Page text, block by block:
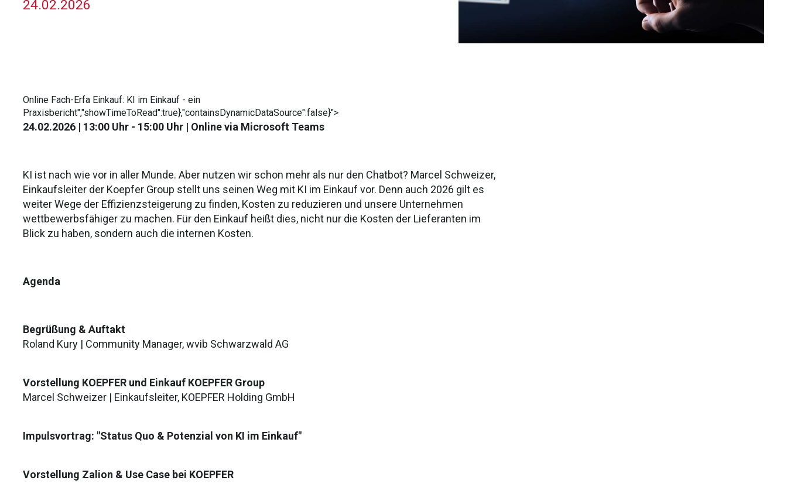
24.02.2026
Online Fach-Erfa Einkauf: KI im Einkauf - ein
Praxisbericht","showTimeToRead":true},"containsDynamicDataSource":false}">
24.02.2026 | 13:00 Uhr - 15:00 Uhr | Online via Microsoft Teams
KI ist nach wie vor in aller Munde. Aber nutzen wir schon mehr als nur den Chatbot? Marcel Schweizer,
Einkaufsleiter der Koepfer Group stellt uns seinen Weg mit KI im Einkauf vor. Denn auch 2026 gilt es
weiter Wege der Effizienzsteigerung zu finden, Kosten zu reduzieren und unsere Unternehmen
wettbewerbsfähiger zu machen. Für den Einkauf heißt dies, nicht nur die Kosten der Lieferanten im
Blick zu haben, sondern auch die internen Kosten.
Agenda
Begrüßung & Auftakt
Roland Kury | Community Manager, wvib Schwarzwald AG
Vorstellung KOEPFER und Einkauf KOEPFER Group
Marcel Schweizer | Einkaufsleiter, KOEPFER Holding GmbH
Impulsvortrag: "Status Quo & Potenzial von KI im Einkauf"
Vorstellung Zalion & Use Case bei KOEPFER